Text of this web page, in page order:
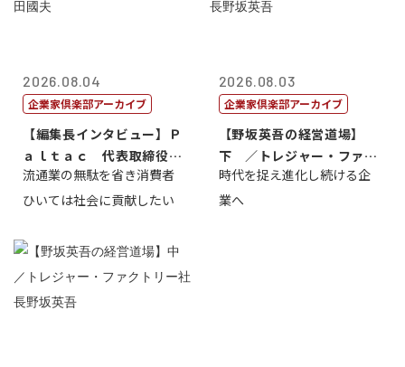
2026.08.04
企業家倶楽部アーカイブ
【編集長インタビュー】Ｐ
ａｌｔａｃ 代表取締役会
長三木田國夫
流通業の無駄を省き消費者
ひいては社会に貢献したい
2026.08.03
企業家倶楽部アーカイブ
【野坂英吾の経営道場】
下 ／トレジャー・ファク
トリー社長野坂...
時代を捉え進化し続ける企
業へ